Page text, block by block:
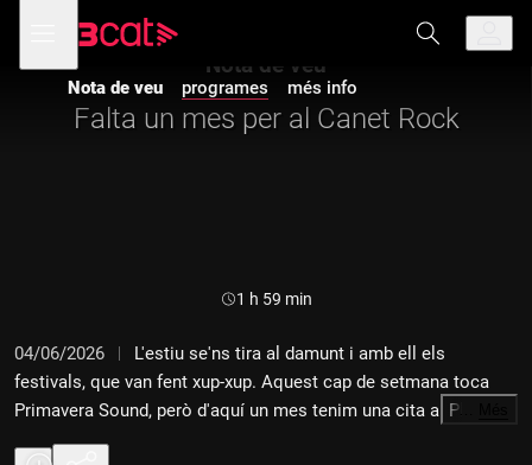
navegació
principal
menú
de
Nota de veu programes més info
Nota de veu
Falta un mes per al Canet Rock
Durada:
1 h 59 min
04/06/2026
L'estiu se'ns tira al damunt i amb ell els
festivals, que van fent xup-xup. Aquest cap de setmana toca
Primavera Sound, però d'aquí un mes tenim una cita al Pla d'en
Sala amb el Canet Rock 2026.
…